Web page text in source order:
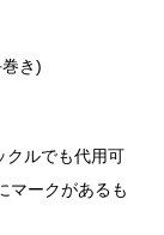
き)
クルでも代用可
マークがあるも